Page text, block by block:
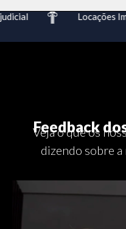
Locações
Feedback
Veja o que os
dizendo sobre a